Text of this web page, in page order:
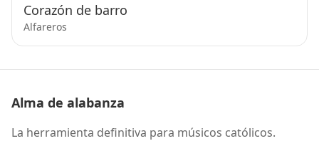
Corazón de barro
Alfareros
Alma de alabanza
La herramienta definitiva para músicos católicos.